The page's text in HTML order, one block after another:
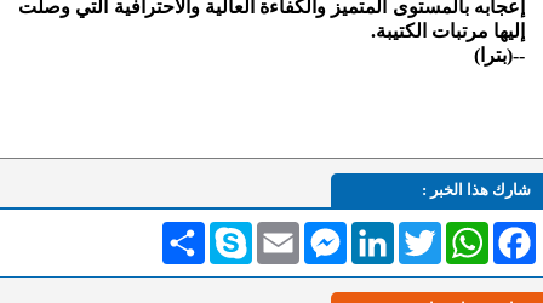
إعجابه بالمستوى المتميز والكفاءة العالية والاحترافية التي وصلت
إليها مرتبات الكتيبة.
--(بترا)
شارك هذا الخبر :
انشر Skype Email
MessengerLinkedInTwitterWhatsAppFacebook